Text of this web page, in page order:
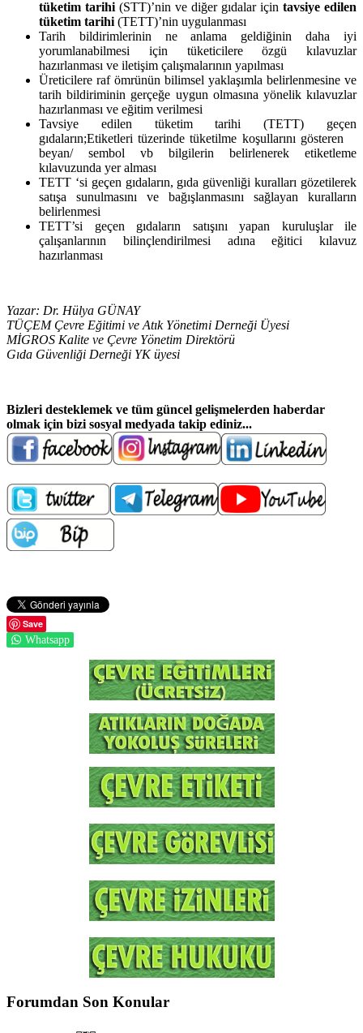
tüketim tarihi (STT)’nin ve diğer gıdalar için tavsiye edilen
tüketim tarihi (TETT)’nin uygulanması
Tarih bildirimlerinin ne anlama geldiğinin daha iyi
yorumlanabilmesi için tüketicilere özgü kılavuzlar
hazırlanması ve iletişim çalışmalarının yapılması
Üreticilere raf ömrünün bilimsel yaklaşımla belirlenmesine ve
tarih bildiriminin gerçeğe uygun olmasına yönelik kılavuzlar
hazırlanması ve eğitim verilmesi
Tavsiye edilen tüketim tarihi (TETT) geçen
gıdaların;Etiketleri tüzerinde tüketilme koşullarını gösteren
beyan/ sembol vb bilgilerin belirlenerek etiketleme
kılavuzunda yer alması
TETT ‘si geçen gıdaların, gıda güvenliği kuralları gözetilerek
satışa sunulmasını ve bağışlanmasını sağlayan kuralların
belirlenmesi
TETT’si geçen gıdaların satışını yapan kuruluşlar ile
çalışanlarının bilinçlendirilmesi adına eğitici kılavuz
hazırlanması
Yazar: Dr. Hülya GÜNAY
TÜÇEM Çevre Eğitimi ve Atık Yönetimi Derneği Üyesi
MİGROS Kalite ve Çevre Yönetim Direktörü
Gıda Güvenliği Derneği YK üyesi
Bizleri desteklemek ve tüm güncel gelişmelerden haberdar
olmak için bizi sosyal medyada takip ediniz...
Save
Whatsapp
Forumdan Son Konular